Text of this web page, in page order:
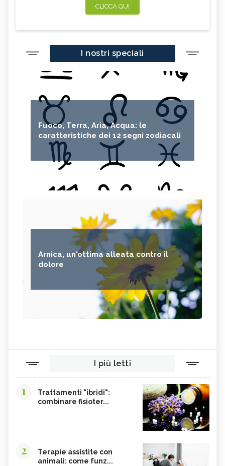
CLICCA QUI
I nostri speciali
Fuoco, Terra, Aria, Acqua: le
caratteristiche dei 12 segni zodiacali
Arnica, un'ottima alleata contro il
dolore
I più letti
1
Trattamenti "ibridi":
combinare fisioter...
2
Terapie assistite con
animali: come funz...